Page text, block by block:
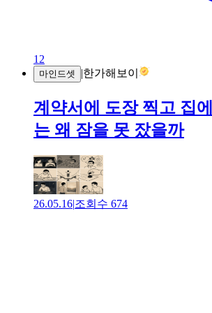
12
마인드셋 |한가해보이
계약서에 도장 찍고 집
는 왜 잠을 못 잤을까
26.05.16|조회수 674